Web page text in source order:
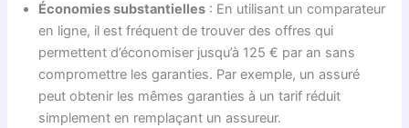
Économies substantielles : En utilisant un comparateur
en ligne, il est fréquent de trouver des offres qui
permettent d’économiser jusqu’à 125 € par an sans
compromettre les garanties. Par exemple, un assuré
peut obtenir les mêmes garanties à un tarif réduit
simplement en remplaçant un assureur.